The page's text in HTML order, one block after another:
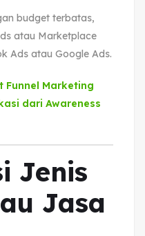
budget terbatas,
atau Marketplace
Ads atau Google Ads.
Funnel Marketing
dari Awareness
Jenis
Jasa